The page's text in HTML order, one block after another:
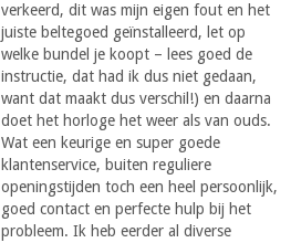
verkeerd, dit was mijn eigen fout en het
juiste beltegoed geïnstalleerd, let op
welke bundel je koopt – lees goed de
instructie, dat had ik dus niet gedaan,
want dat maakt dus verschil!) en daarna
doet het horloge het weer als van ouds.
Wat een keurige en super goede
klantenservice, buiten reguliere
openingstijden toch een heel persoonlijk,
goed contact en perfecte hulp bij het
probleem. Ik heb eerder al diverse